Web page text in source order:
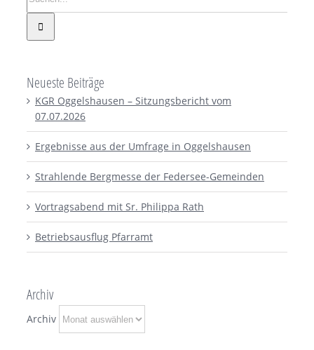
Neueste Beiträge
KGR Oggelshausen – Sitzungsbericht vom
07.07.2026
Ergebnisse aus der Umfrage in Oggelshausen
Strahlende Bergmesse der Federsee-Gemeinden
Vortragsabend mit Sr. Philippa Rath
Betriebsausflug Pfarramt
Archiv
Archiv